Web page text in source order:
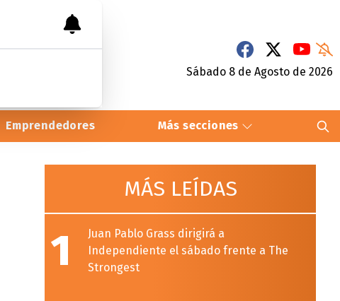
Sábado 8 de Agosto de 2026
Emprendedores Más secciones
MÁS LEÍDAS
1
Juan Pablo Grass dirigirá a
Independiente el sábado frente a The
Strongest